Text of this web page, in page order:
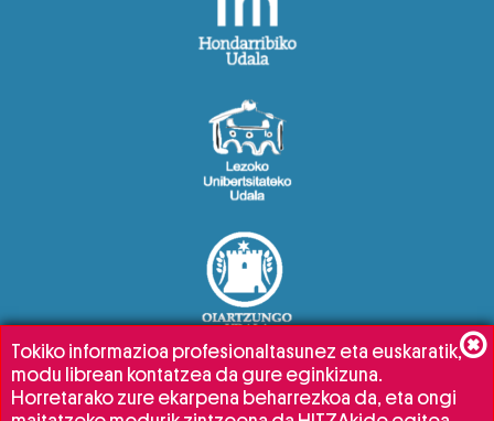
Tokiko informazioa profesionaltasunez eta euskaratik,
modu librean kontatzea da gure eginkizuna.
Horretarako zure ekarpena beharrezkoa da, eta ongi